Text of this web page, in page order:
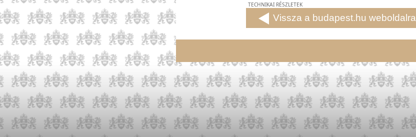
TECHNIKAI RÉSZLETEK
Vissza a budapest.hu weboldalra